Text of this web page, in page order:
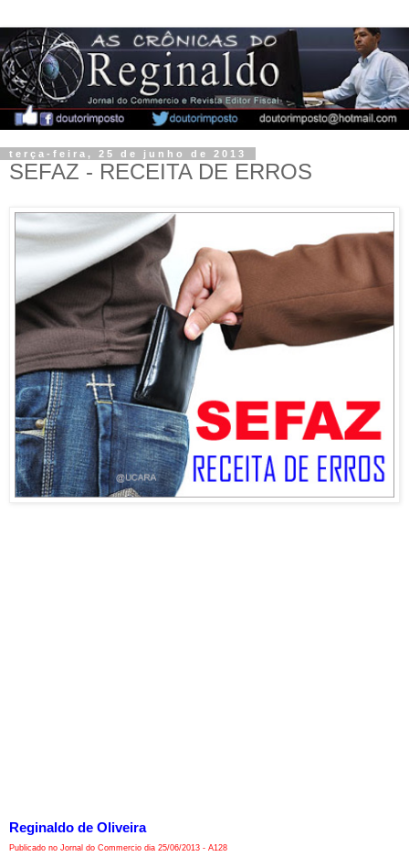
terça-feira, 25 de junho de 2013
SEFAZ - RECEITA DE ERROS
Reginaldo de Oliveira
Publicado no Jornal do Commercio dia 25/06/2013 - A128